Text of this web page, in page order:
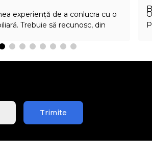
experiență de a conlucra cu o
Trebuie să recunosc, din
serviciul făcut de către agentul
abilități extraordinare de
și-a îndeplinit serviciul la cel
Consulta, găsea soluții pentru
informându-mă mereu despre
Trimite